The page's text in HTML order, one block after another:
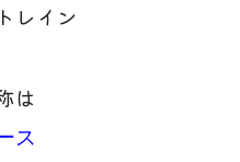
レイン
は
ス